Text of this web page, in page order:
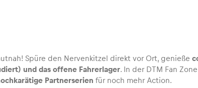
Spüre den Nervenkitzel direkt vor Ort, genieße
und das offene Fahrerlager. In der DTM Fan
Partnerserien für noch mehr Action.